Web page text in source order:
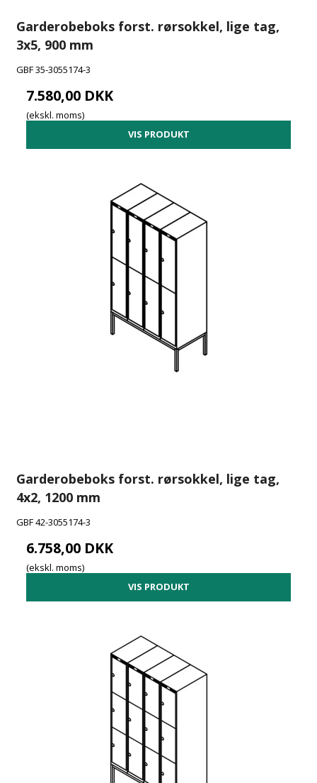
Garderobeboks forst. rørsokkel, lige tag,
3x5, 900 mm
GBF 35-3055174-3
7.580,00 DKK
(ekskl. moms)
VIS PRODUKT
Garderobeboks forst. rørsokkel, lige tag,
4x2, 1200 mm
GBF 42-3055174-3
6.758,00 DKK
(ekskl. moms)
VIS PRODUKT